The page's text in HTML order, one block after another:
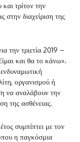
τρίτον την
στην διαχείριση της
την τριετία 2019 –
και θα το κάνω».
οργανισμού ή
να αναλάβουν την
της ασθένειας.
συμπίπτει με τον
η παγκόσμια